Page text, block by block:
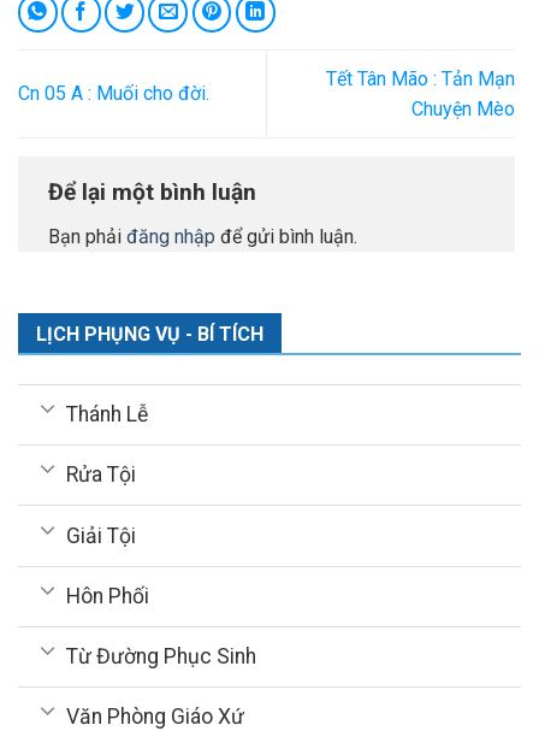
Cn 05 A : Muối cho đời.
Tết Tân Mão : Tản Mạn
Chuyện Mèo
Để lại một bình luận
Bạn phải đăng nhập để gửi bình luận.
LỊCH PHỤNG VỤ - BÍ TÍCH
Thánh Lễ
Rửa Tội
Giải Tội
Hôn Phối
Từ Đường Phục Sinh
Văn Phòng Giáo Xứ